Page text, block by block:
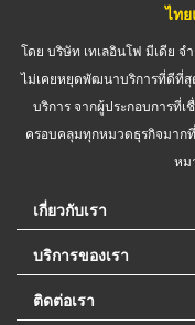
ไท
โดย บริษัท เทเลอินโฟ มีเดีย จ
ไม่เคยหยุดพัฒนาบริการที่ดีที่สุ
บริการ จากผู้ประกอบการที่
ครอบคลุมทุกหมวดธุรกิจมาก
หม
เกี่ยวกับเรา
บริการของเรา
ติดต่อเรา